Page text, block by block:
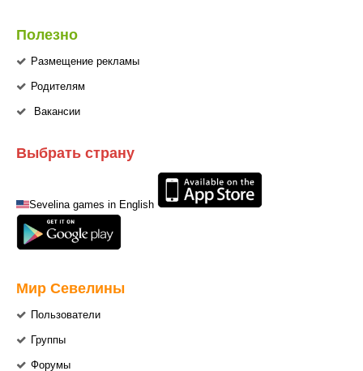
Полезно
Размещение рекламы
Родителям
Вакансии
Выбрать страну
Sevelina games in English
Мир Севелины
Пользователи
Группы
Форумы